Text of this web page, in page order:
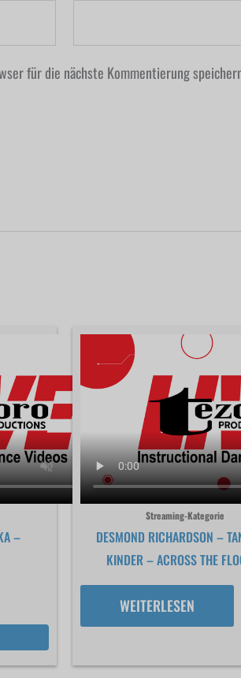
für die nächste Kommentierung
–
Streaming-Kategorie
DESMOND RICHARDSON –
KINDER – ACROSS THE
WEITERLESEN